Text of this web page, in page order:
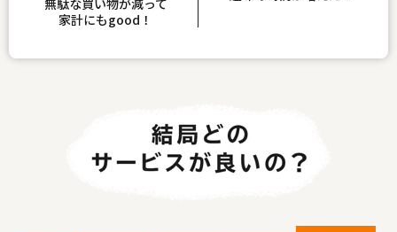
家計にもgood！